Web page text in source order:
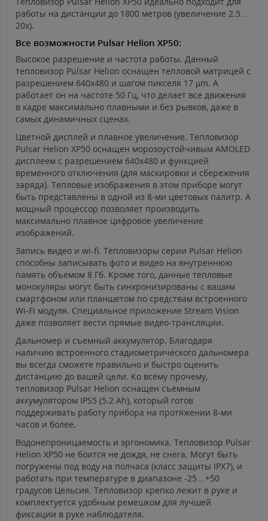
работы на дистанции до 1800 метров (увеличение 2.5…
20х).
Все возможности Pulsar Helion XP50:
Высокое разрешение и частота работы. Данный
тепловизор Pulsar Helion оснащен тепловой матрицей с
разрешением 640x480 и шагом пикселя 17 µm. А
работает он на частоте 50 Гц, что делает все движения
в кадре максимально плавными и без рывков, даже в
самых динамичных сценах.
Цветной дисплей и плавное увеличение. Тепловизор
Pulsar Helion XP50 оснащен морозоустойчивым AMOLED
дисплеем с разрешением 640x480 и функцией
временного отключения (для маскировки и сбережения
заряда). Тепловые изображения в этом приборе могут
быть представлены в одной из 8-ми цветовых палитр. А
мощный процессор позволяет производить
максимально плавное цифровое увеличение
изображений.​​​​​​​
Запись видео и wi-fi. Тепловизоры серии Pulsar Helion
способны записывать фото и видео на внутреннюю
память объемом 8 Гб. Кроме того, данные тепловые
монокуляры могут быть синхронизированы с вашим
смартфоном или планшетом по средствам встроенного
Wi-Fi модуля. Специальное приложение Stream Vision
даже позволяет вести прямые видео-трансляции.​​​
Дальномер и съемный аккумулятор. Благодаря
наличию встроенного стадиометрического дальномера
вы всегда сможете правильно и быстро оценить
дистанцию до вашей цели. Ко всему прочему,
тепловизор Pulsar Helion оснащен съемным
аккумулятором IPS5 (5.2 Ah), который готов
поддерживать работу прибора на протяжении 8-ми
часов и более.
​​​​​​​Водонепроницаемость и эргономика. Тепловизор Pulsar
Helion XP50 не боится не дождя, не снега. Могут быть
погружены под воду на полчаса (класс защиты IPX7), и
работать при температуре в диапазоне -25…+50
градусов Цельсия. Тепловизор крепко лежит в руке и
комплектуется удобным ремешком для лучшей
фиксации в руке наблюдателя.